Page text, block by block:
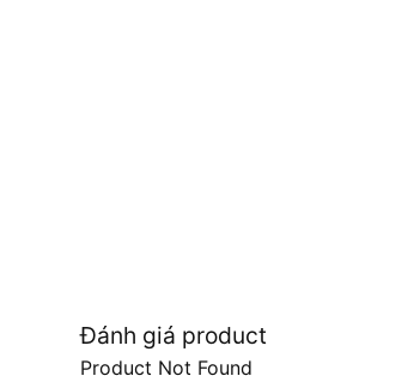
Đánh giá product
Product Not Found